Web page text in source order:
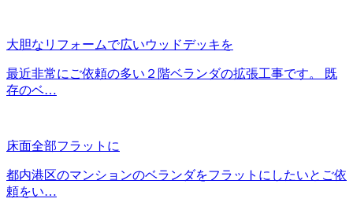
大胆なリフォームで広いウッドデッキを
最近非常にご依頼の多い２階ベランダの拡張工事です。 既
存のベ…
床面全部フラットに
都内港区のマンションのベランダをフラットにしたいとご依
頼をい…